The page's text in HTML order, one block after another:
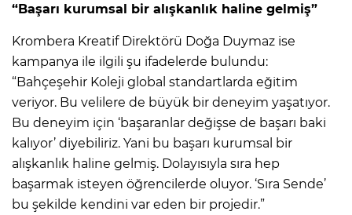
“Başarı kurumsal bir alışkanlık haline gelmiş”
Krombera Kreatif Direktörü Doğa Duymaz ise
kampanya ile ilgili şu ifadelerde bulundu:
“Bahçeşehir Koleji global standartlarda eğitim
veriyor. Bu velilere de büyük bir deneyim yaşatıyor.
Bu deneyim için ‘başaranlar değişse de başarı baki
kalıyor’ diyebiliriz. Yani bu başarı kurumsal bir
alışkanlık haline gelmiş. Dolayısıyla sıra hep
başarmak isteyen öğrencilerde oluyor. ‘Sıra Sende’
bu şekilde kendini var eden bir projedir.”